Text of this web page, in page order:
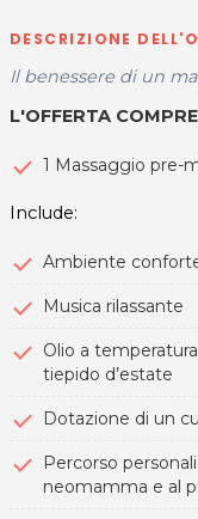
DESCRIZIONE
Il benessere di un
L'OFFERTA
1 Massaggio pre-
Include:
Ambiente
Musica rilassante
Olio a
tiepido d’estate
Dotazione di un
Percorso
neomamma e al